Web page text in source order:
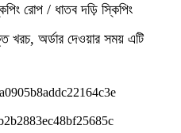
রোপ / ধাতব দড়ি স্কিপিং
অর্ডার দেওয়ার সময় এটি